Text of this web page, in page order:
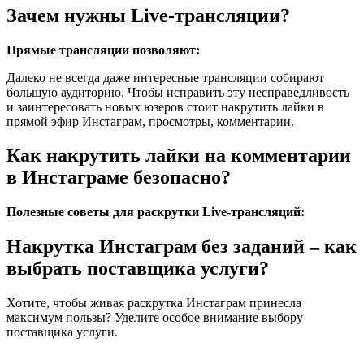
Зачем нужны Live-трансляции?
Прямые трансляции позволяют:
Далеко не всегда даже интересные трансляции собирают
большую аудиторию. Чтобы исправить эту несправедливость
и заинтересовать новых юзеров стоит накрутить лайки в
прямой эфир Инстаграм, просмотры, комментарии.
Как накрутить лайки на комментарии
в Инстаграме безопасно?
Полезные советы для раскрутки Live-трансляций:
Накрутка Инстаграм без заданий – как
выбрать поставщика услуги?
Хотите, чтобы живая раскрутка Инстаграм принесла
максимум пользы? Уделите особое внимание выбору
поставщика услуги.